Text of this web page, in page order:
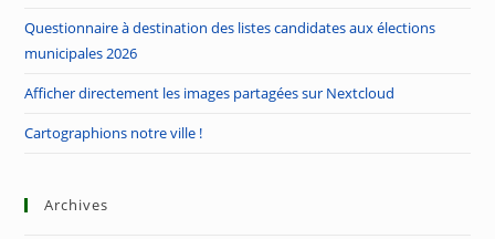
Questionnaire à destination des listes candidates aux élections
municipales 2026
Afficher directement les images partagées sur Nextcloud
Cartographions notre ville !
Archives